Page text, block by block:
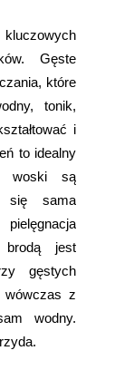
Gęste
które
tonik,
i
to idealny
woski są
się sama
jest
gęstych
wówczas z
wodny.